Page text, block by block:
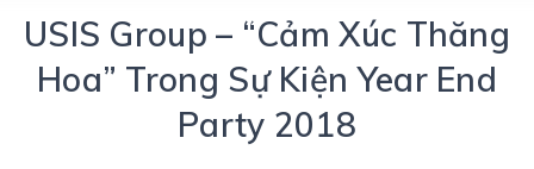
USIS Group – “Cảm Xúc Thăng
Hoa” Trong Sự Kiện Year End
Party 2018